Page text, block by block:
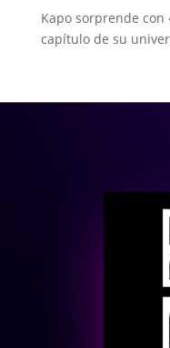
Kapo sorprende con
capítulo de su